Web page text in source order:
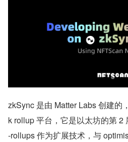
zkSync 是由 Matter Labs 创建的
k rollup 平台，它是以太坊的第 2
-rollups 作为扩展技术，与